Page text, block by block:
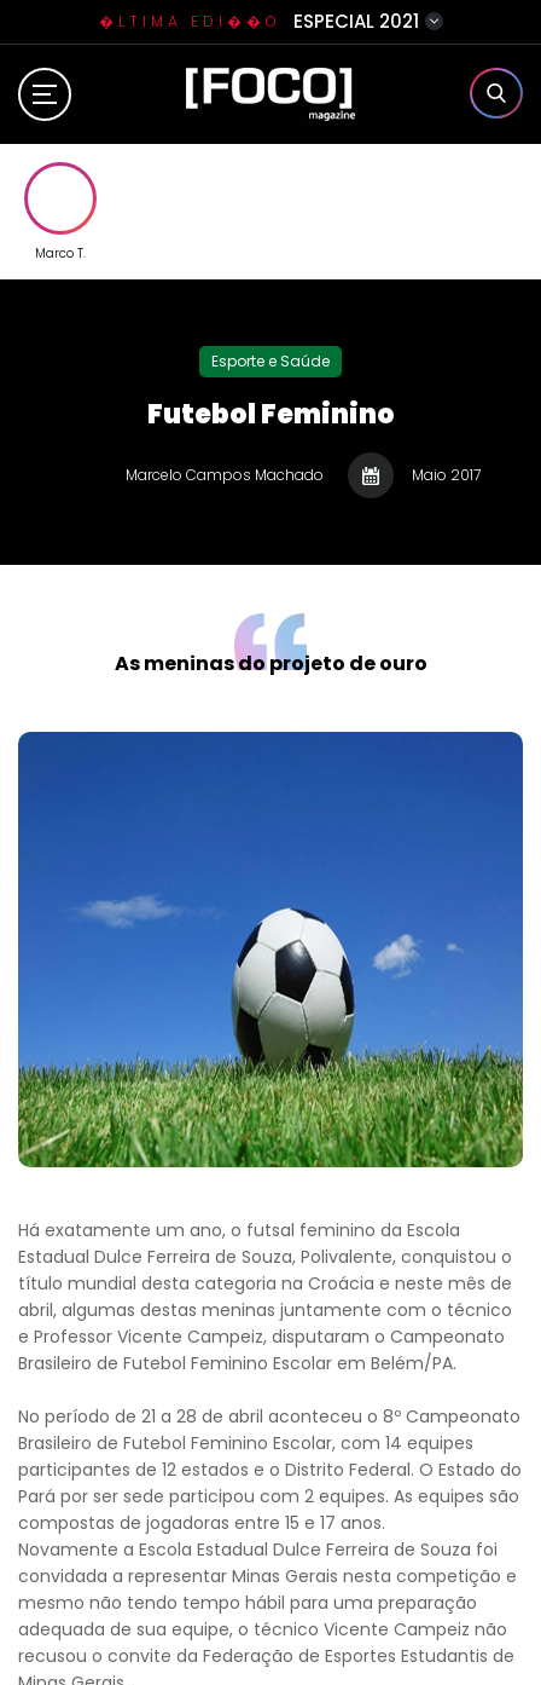
�LTIMA EDI��O ESPECIAL 2021
Home
Contato
Marco T.
Esporte e Saúde
Futebol Feminino
Marcelo Campos Machado Maio 2017
As meninas do projeto de ouro
Há exatamente um ano, o futsal feminino da Escola
Estadual Dulce Ferreira de Souza, Polivalente, conquistou o
título mundial desta categoria na Croácia e neste mês de
abril, algumas destas meninas juntamente com o técnico
e Professor Vicente Campeiz, disputaram o Campeonato
Brasileiro de Futebol Feminino Escolar em Belém/PA.
No período de 21 a 28 de abril aconteceu o 8º Campeonato
Brasileiro de Futebol Feminino Escolar, com 14 equipes
participantes de 12 estados e o Distrito Federal. O Estado do
Pará por ser sede participou com 2 equipes. As equipes são
compostas de jogadoras entre 15 e 17 anos.
Novamente a Escola Estadual Dulce Ferreira de Souza foi
convidada a representar Minas Gerais nesta competição e
mesmo não tendo tempo hábil para uma preparação
adequada de sua equipe, o técnico Vicente Campeiz não
recusou o convite da Federação de Esportes Estudantis de